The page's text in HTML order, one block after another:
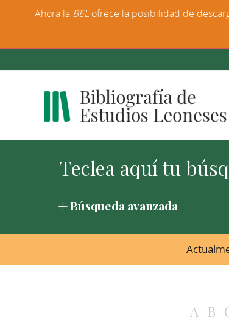
Búsqueda avanzada
A B
Ahora la BEL ofrece la posibilidad de